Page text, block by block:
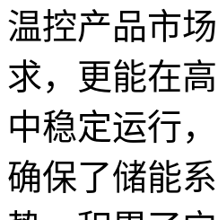
温控产品市
求，更能在
中稳定运行
确保了储能